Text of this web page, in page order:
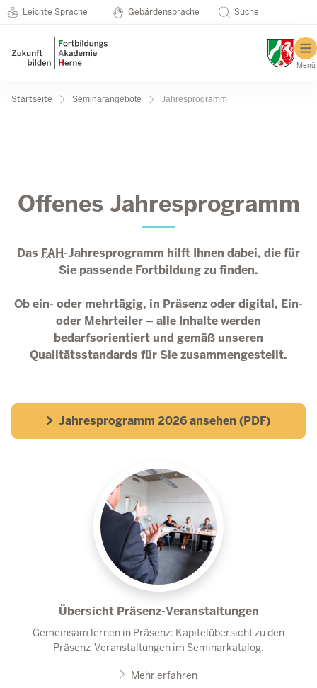
Direkt zum Inhalt Seminarkatalog
Metanavigation
Leichte Sprache Gebärdensprache Suche
Menü
Pfadnavigation
Startseite Seminarangebote Jahresprogramm
Offenes Jahresprogramm
Das FAH-Jahresprogramm hilft Ihnen dabei, die für
Sie passende Fortbildung zu finden.
Ob ein- oder mehrtägig, in Präsenz oder digital, Ein-
oder Mehrteiler – alle Inhalte werden
bedarfsorientiert und gemäß unseren
Qualitätsstandards für Sie zusammengestellt.
Jahresprogramm 2026 ansehen (PDF)
Übersicht Präsenz-Veranstaltungen
Gemeinsam lernen in Präsenz: Kapitelübersicht zu den
Präsenz-Veranstaltungen im Seminarkatalog.
Mehr erfahren